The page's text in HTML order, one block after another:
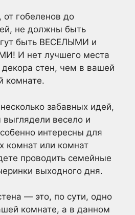
гобеленов до
не должны быть
быть ВЕСЕЛЫМИ и
И нет лучшего места
стен, чем в вашей
комнате.
забавных идей,
весело и
интересны для
комнат или комнат
проводить семейные
выходного дня.
— это, по сути, одно
комнате, а в данном